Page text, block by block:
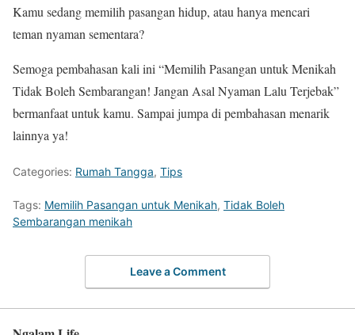
Kamu sedang memilih pasangan hidup, atau hanya mencari
teman nyaman sementara?
Semoga pembahasan kali ini “Memilih Pasangan untuk Menikah
Tidak Boleh Sembarangan! Jangan Asal Nyaman Lalu Terjebak”
bermanfaat untuk kamu. Sampai jumpa di pembahasan menarik
lainnya ya!
Categories: Rumah Tangga, Tips
Tags: Memilih Pasangan untuk Menikah, Tidak Boleh
Sembarangan menikah
Leave a Comment